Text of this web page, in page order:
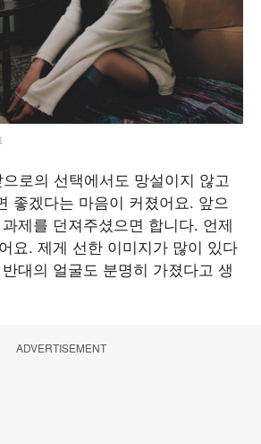
로의 선택에서도 망설이지 않고
좋겠다는 마음이 커졌어요. 앞으
제를 던져주셨으면 합니다. 언제
요. 제게 선한 이미지가 많이 있다
대의 얼굴도 분명히 가졌다고 생
ADVERTISEMENT